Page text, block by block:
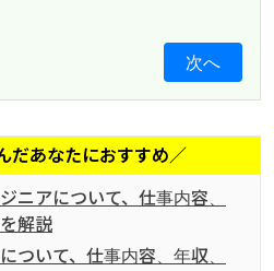
次へ
だあなたにおすすめ／
ニアについて、仕事内容、
解説
ついて、仕事内容、年収、